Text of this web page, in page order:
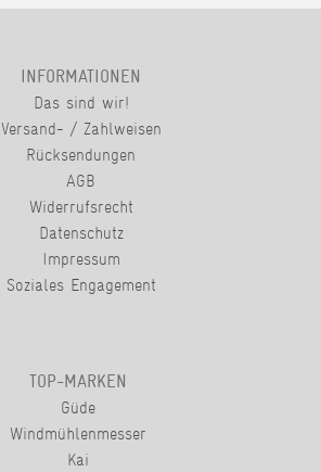
INFORMATIONEN
Das sind wir!
Versand- / Zahlweisen
Rücksendungen
AGB
Widerrufsrecht
Datenschutz
Impressum
Soziales Engagement
TOP-MARKEN
Güde
Windmühlenmesser
Kai